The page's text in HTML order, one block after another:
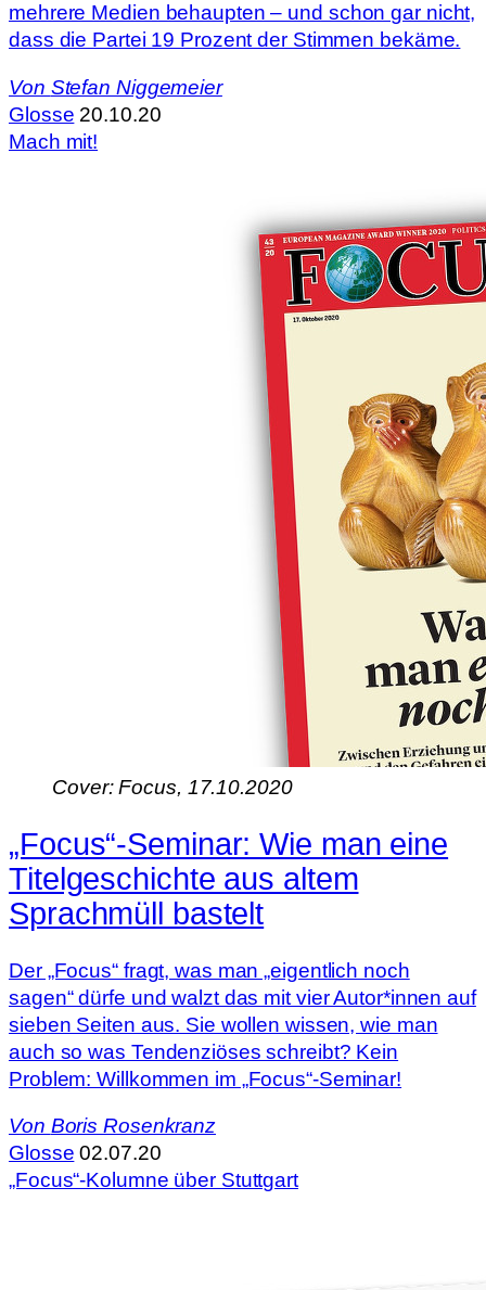
mehrere Medien behaupten – und schon gar nicht,
dass die Partei 19 Prozent der Stimmen bekäme.
Von Stefan Niggemeier
Glosse 20.10.20
Mach mit!
Cover: Focus, 17.10.2020
„Focus“-Seminar: Wie man eine
Titel­geschichte aus altem
Sprachmüll bastelt
Der „Focus“ fragt, was man „eigentlich noch
sagen“ dürfe und walzt das mit vier Autor*innen auf
sieben Seiten aus. Sie wollen wissen, wie man
auch so was Tendenziöses schreibt? Kein
Problem: Willkommen im „Focus“-Seminar!
Von Boris Rosenkranz
Glosse 02.07.20
„Focus“-Kolumne über Stuttgart